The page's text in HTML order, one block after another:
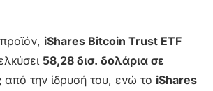
iShares Bitcoin Trust ETF
58,28 δισ. δολάρια σε
από την ίδρυσή του, ενώ το iShares